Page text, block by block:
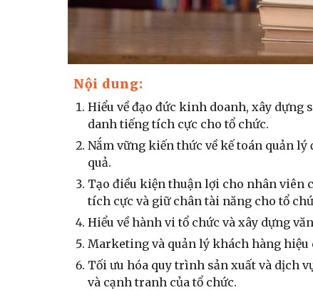
Nội dung:
Hiểu về đạo đức kinh doanh, xây dựng
danh tiếng tích cực cho tổ chức.
Nắm vững kiến thức về kế toán quản
quả.
Tạo điều kiện thuận lợi cho nhân viên
tích cực và giữ chân tài năng cho tổ
Hiểu về hành vi tổ chức và xây dựng
Marketing và quản lý khách hàng hiệu
Tối ưu hóa quy trình sản xuất và dịch
và cạnh tranh của tổ chức.